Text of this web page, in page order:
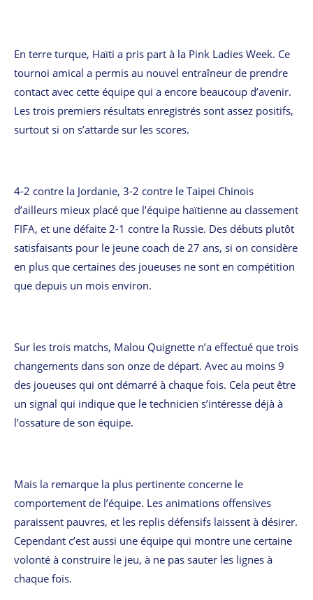
En terre turque, Haïti a pris part à la Pink Ladies Week. Ce
tournoi amical a permis au nouvel entraîneur de prendre
contact avec cette équipe qui a encore beaucoup d’avenir.
Les trois premiers résultats enregistrés sont assez positifs,
surtout si on s’attarde sur les scores.
4-2 contre la Jordanie, 3-2 contre le Taipei Chinois
d’ailleurs mieux placé que l’équipe haïtienne au classement
FIFA, et une défaite 2-1 contre la Russie. Des débuts plutôt
satisfaisants pour le jeune coach de 27 ans, si on considère
en plus que certaines des joueuses ne sont en compétition
que depuis un mois environ.
Sur les trois matchs, Malou Quignette n’a effectué que trois
changements dans son onze de départ. Avec au moins 9
des joueuses qui ont démarré à chaque fois. Cela peut être
un signal qui indique que le technicien s’intéresse déjà à
l’ossature de son équipe.
Mais la remarque la plus pertinente concerne le
comportement de l’équipe. Les animations offensives
paraissent pauvres, et les replis défensifs laissent à désirer.
Cependant c’est aussi une équipe qui montre une certaine
volonté à construire le jeu, à ne pas sauter les lignes à
chaque fois.